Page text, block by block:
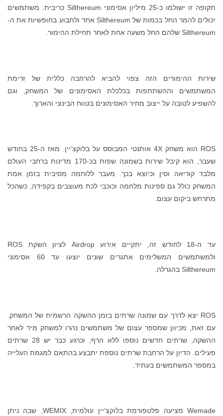
תקופה זו ישולמו כ-25 מיליון אסימוני Silthereum כריבית. משתמשים
יכולים להמר החל בכמות של Silthereum אחד ולתבוע בחופשיות את ה-
Silthereum שלהם החל משעה אחת לאחר תחילת ההימור.
שירות ההימורים הזה צפוי להביא להרחבה כללית של זרימת
המשתמשים וההשתתפות בכלכלת האסימונים של המשחק, וגם
להשפיע לטובה על ייצוב מחיר האסימונים בטווח הבינוני והארוך.
ROS
הוא משחק 4X אותנטי המבוסס על בלוקצ‘יין. מאז ה-25 בחודש
שעבר, הוא קיבל שירות בשמונה שפות בכ-170 מדינות ברחבי העולם
מלבד קוריאה וסין וכיוצא בכך. מעבר ללוחמה מסיבית בזמן אמת
המשחק כולל גם ספינות מלחמה וכוכבי לכת מעוצבים בקפידה, כשהכל
מתרחש ביקום עצום.
עד ה-18 לחודש זה, יתקיים אירוע Airdrop לציון השקת ROS
ולמשתמשים המשלימים אתגרים שונים יוצעו עד 60 אסימוני
Silthereum בהגרלה.
ROS יצא לדרך עם שמונה שרתים בזמן ההשקה הרשמית של המשחק.
עם זאת, מכיוון שמספר עצום של משתמשים נהרו למשחק מיד לאחר
ההשקה, שרתים חדשים נוספו ללא הרף, וכרגע כבר יש 28 שרתים
פעילים. הדיון על הרחבת שרתים נוספת יתבצע בהתאם למגמת העלייה
במספר המשתמשים בעתיד.
Wemade מציעה פלטפורמת בלוקצ‘יין עולמית, WEMIX, שבה ניתן